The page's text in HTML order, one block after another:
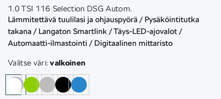
1.0 TSI 116 Selection DSG Autom.
Lämmitettävä tuulilasi ja ohjauspyörä / Pysäköintitutka
takana / Langaton Smartlink / Täys-LED-ajovalot /
Automaatti-ilmastointi / Digitaalinen mittaristo
Valitse väri:valkoinen